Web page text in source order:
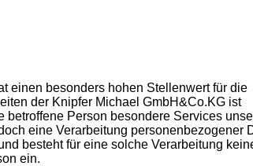
einen besonders hohen Stellenwert für die
der Knipfer Michael GmbH&Co.KG ist
Person besondere Services
eine Verarbeitung personenbezogener
besteht für eine solche Verarbeitung
ein.